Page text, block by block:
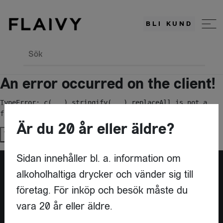
BLI KUND
Sök
An error occurred on the client!
TypeError: c(...).stringify(...).replaceAll is not a
function
Try again
Är du leverantör?
Är du 20 år eller äldre?
Sidan innehåller bl. a. information om
alkoholhaltiga drycker och vänder sig till
företag. För inköp och besök måste du
vara 20 år eller äldre.